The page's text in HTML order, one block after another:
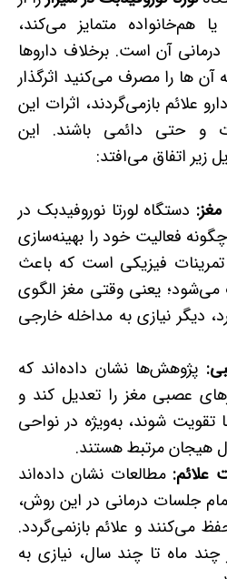
هم‌خانواده متمایز می‌کند،
درمانی آن است. برخلاف داروها
آن ها را مصرف می‌کنید اثرگذار
بازمی‌گردند، اثرات این
و حتی دائمی باشند. این
زیر اتفاق می‌افتد:
دستگاه لورتا نوروفیدبک در
فعالیت خود را بهینه‌سازی
تمرینات فیزیکی است که باعث
یعنی وقتی مغز الگوی
دیگر نیازی به مداخله خارجی
پژوهش‌ها نشان داده‌اند که
عصبی مغز را تعدیل کند و
شوند، به‌ویژه در نواحی
هیجان مرتبط هستند.
مطالعات نشان داده‌اند
جلسات درمانی در این روش،
می‌کنند و علائم بازنمی‌گردد.
چند ماه تا چند سال، نیازی به